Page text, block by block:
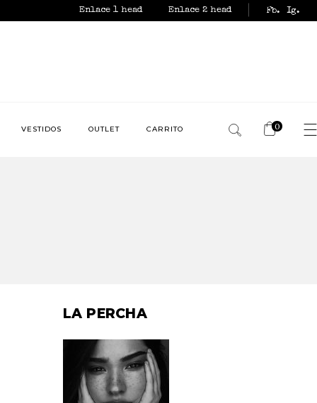
Enlace 1 head Enlace 2 head Fb. Ig.
VESTIDOS OUTLET CARRITO 0
LA PERCHA